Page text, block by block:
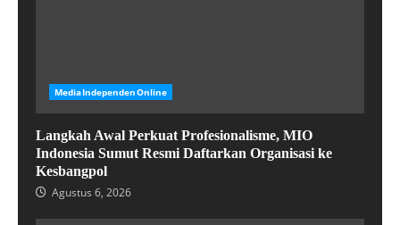
MediaIndependenOnline
Langkah Awal Perkuat Profesionalisme, MIO
Indonesia Sumut Resmi Daftarkan Organisasi ke
Kesbangpol
Agustus 6, 2026